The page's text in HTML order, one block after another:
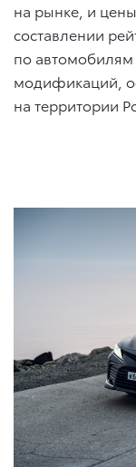
на рынке, и
составлении
по автомобилям
модификаций,
на территории